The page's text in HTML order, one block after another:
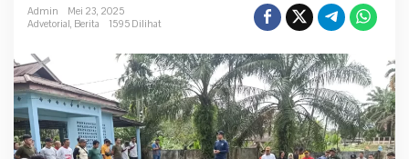
a
r
o
l
a
n
g
Admin
Mei 23, 2025
Advetorial, Berita 1595 Dilihat